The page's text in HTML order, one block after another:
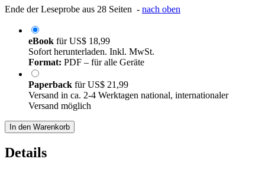
Ende der Leseprobe aus 28 Seiten - nach oben
eBook fürUS$ 18,99
Sofort herunterladen. Inkl. MwSt.
Format: PDF – für alle Geräte
Paperback fürUS$ 21,99
Versand in ca. 2-4 Werktagen national, internationaler
Versand möglich
In den Warenkorb
Details